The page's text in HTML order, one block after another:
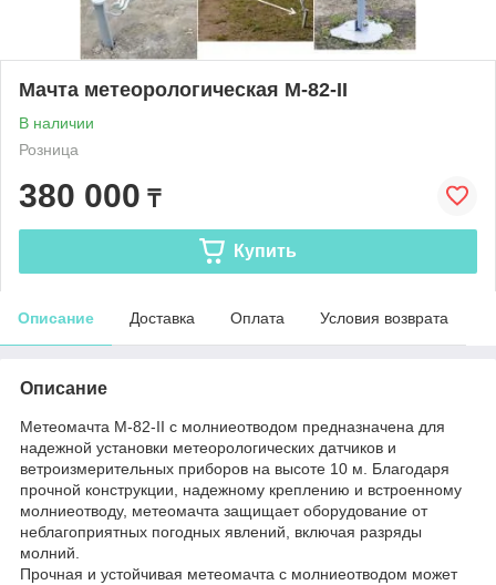
Мачта метеорологическая М-82-II
В наличии
Розница
380 000 ₸
Купить
Описание Доставка Оплата Условия возврата
Описание
Метеомачта М-82-II с молниеотводом предназначена для
надежной установки метеорологических датчиков и
ветроизмерительных приборов на высоте 10 м. Благодаря
прочной конструкции, надежному креплению и встроенному
молниеотводу, метеомачта защищает оборудование от
неблагоприятных погодных явлений, включая разряды
молний.
Прочная и устойчивая метеомачта с молниеотводом может